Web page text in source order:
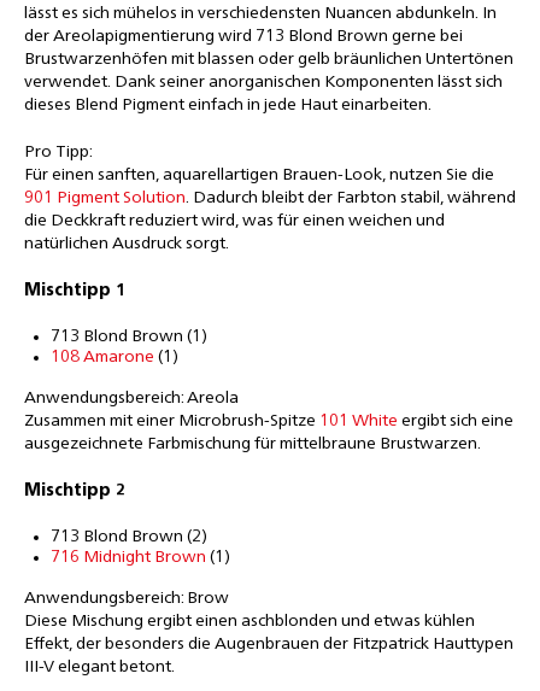
lässt es sich mühelos in verschiedensten Nuancen abdunkeln. In
der Areolapigmentierung wird 713 Blond Brown gerne bei
Brustwarzenhöfen mit blassen oder gelb bräunlichen Untertönen
verwendet. Dank seiner anorganischen Komponenten lässt sich
dieses Blend Pigment einfach in jede Haut einarbeiten.
Pro Tipp:
Für einen sanften, aquarellartigen Brauen-Look, nutzen Sie die
901 Pigment Solution. Dadurch bleibt der Farbton stabil, während
die Deckkraft reduziert wird, was für einen weichen und
natürlichen Ausdruck sorgt.
Mischtipp 1
713 Blond Brown (1)
108 Amarone (1)
Anwendungsbereich: Areola
Zusammen mit einer Microbrush-Spitze 101 White ergibt sich eine
ausgezeichnete Farbmischung für mittelbraune Brustwarzen.
Mischtipp 2
713 Blond Brown (2)
716 Midnight Brown (1)
Anwendungsbereich: Brow
Diese Mischung ergibt einen aschblonden und etwas kühlen
Effekt, der besonders die Augenbrauen der Fitzpatrick Hauttypen
III-V elegant betont.